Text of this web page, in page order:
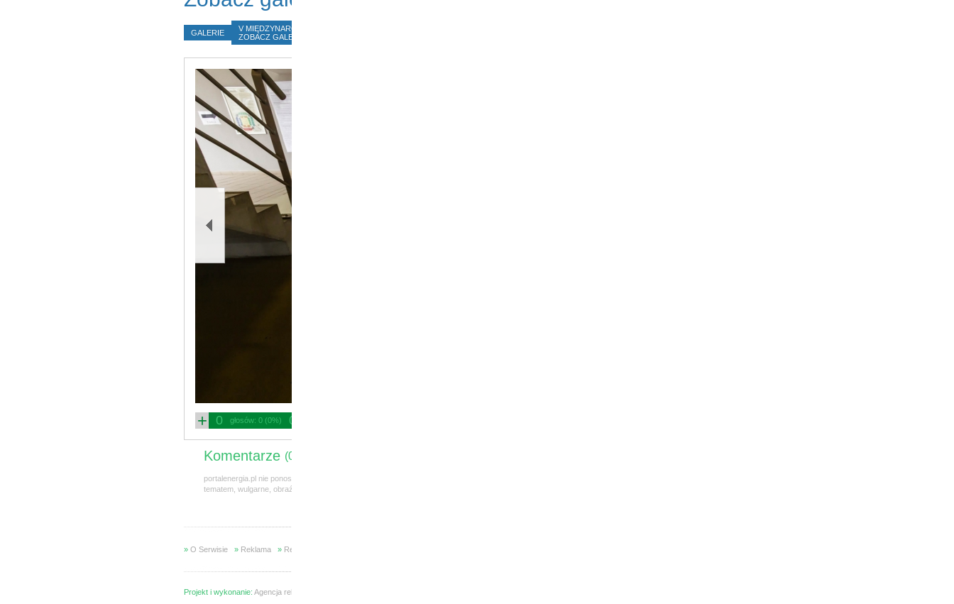
GALERIE
V MIĘDZYNARODOWE TARGI ENERGII ODNAWIALNEJ TEO.
ZOBACZ GALERIĘ ZDJĘĆ
+ 0 głosów: 0 (0%) 0
Komentarze (0)
portalenergia.pl nie ponosi odpowiedzialności za treść komentarzy. Wpisy nie związane z
tematem, wulgarne, obraźliwe, naruszające prawo będą usuwane
» O Serwisie » Reklama » Regulamin
Projekt i wykonanie: Agencja reklamowa